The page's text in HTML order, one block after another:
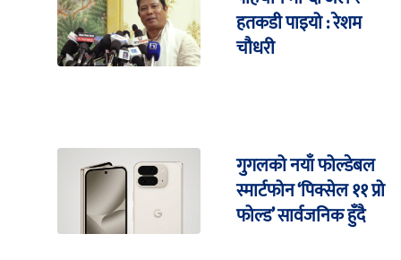
हतकडी पाइयो : रेशम
चौधरी
गुगलको नयाँ फोल्डेबल
स्मार्टफोन ‘पिक्सेल ११ प्रो
फोल्ड’ सार्वजनिक हुँदै